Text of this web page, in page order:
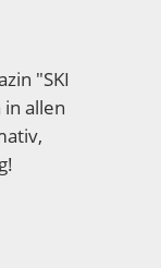
"SKI
allen